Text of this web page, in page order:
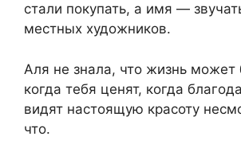
стали покупать, а имя —
местных художников.
Аля не знала, что жизнь
когда тебя ценят, когда
видят настоящую красоту
что.